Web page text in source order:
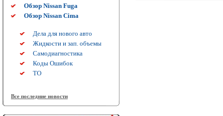
Обзор Nissan Fuga
Обзор Nissan Cima
Дела для нового авто
Жидкости и зап. объемы
Самодиагностика
Коды Ошибок
ТО
Все последние новости